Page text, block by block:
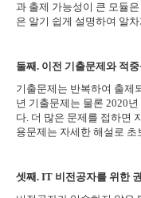
과 출제 가능성이 큰 모듈
은 알기 쉽게 설명하여 알
둘째. 이전 기출문제와 적
기출문제는 반복하여 출제
년 기출문제는 물론 2020
다. 더 많은 문제를 접하면
용문제는 자세한 해설로
셋째. IT 비전공자를 위한